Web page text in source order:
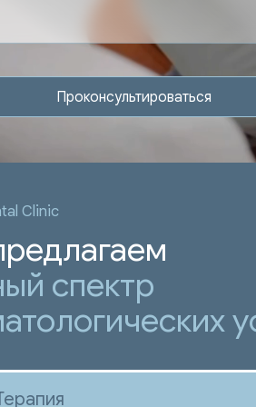
Проконсультироваться
спектр
сохраняем и восстанавливаем
→